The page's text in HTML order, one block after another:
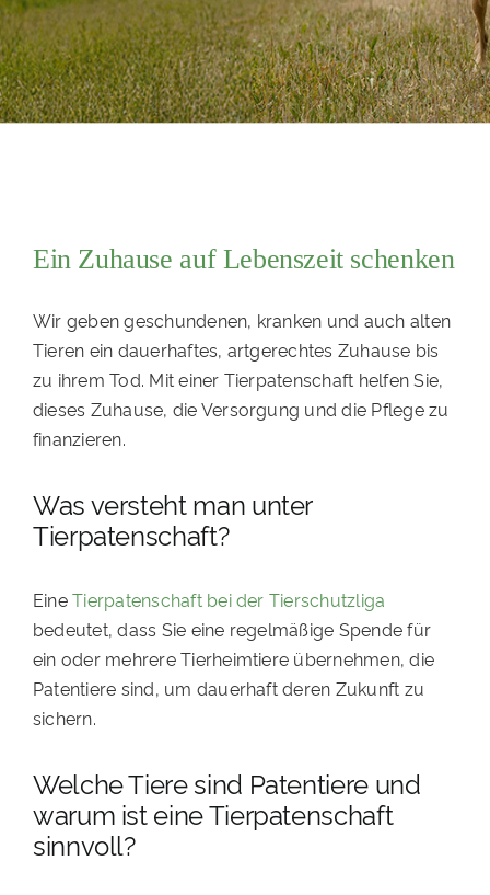
PATENSCHAFTEN
HELFER WERDEN
RATGEBER
Ein Zuhause auf Lebenszeit schenken
Wir geben geschundenen, kranken und auch alten
Tieren ein dauerhaftes, artgerechtes Zuhause bis
zu ihrem Tod. Mit einer Tierpatenschaft helfen Sie,
dieses Zuhause, die Versorgung und die Pflege zu
finanzieren.
Was versteht man unter
Tierpatenschaft?
EineTierpatenschaft bei der Tierschutzliga
bedeutet, dass Sie eine regelmäßige Spende für
ein oder mehrere Tierheimtiere übernehmen, die
Patentiere sind, um dauerhaft deren Zukunft zu
sichern.
Welche Tiere sind Patentiere und
warum ist eine Tierpatenschaft
sinnvoll?